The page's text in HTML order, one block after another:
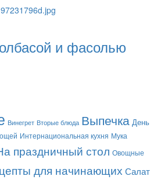
и фасолью
Винегрет Вторые блюда Выпечка День
Интернациональная кухня Мука
праздничный стол Овощные
для начинающих Салат